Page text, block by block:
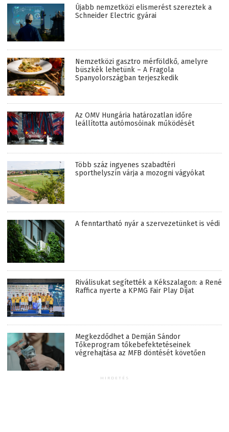
Újabb nemzetközi elismerést szereztek a
Schneider Electric gyárai
Nemzetközi gasztro mérföldkő, amelyre
büszkék lehetünk – A Fragola
Spanyolországban terjeszkedik
Az OMV Hungária határozatlan időre
leállította autómosóinak működését
Több száz ingyenes szabadtéri
sporthelyszín várja a mozogni vágyókat
A fenntartható nyár a szervezetünket is védi
Riválisukat segítették a Kékszalagon: a René
Raffica nyerte a KPMG Fair Play Díjat
Megkezdődhet a Demján Sándor
Tőkeprogram tőkebefektetéseinek
végrehajtása az MFB döntését követően
HIRDETÉS